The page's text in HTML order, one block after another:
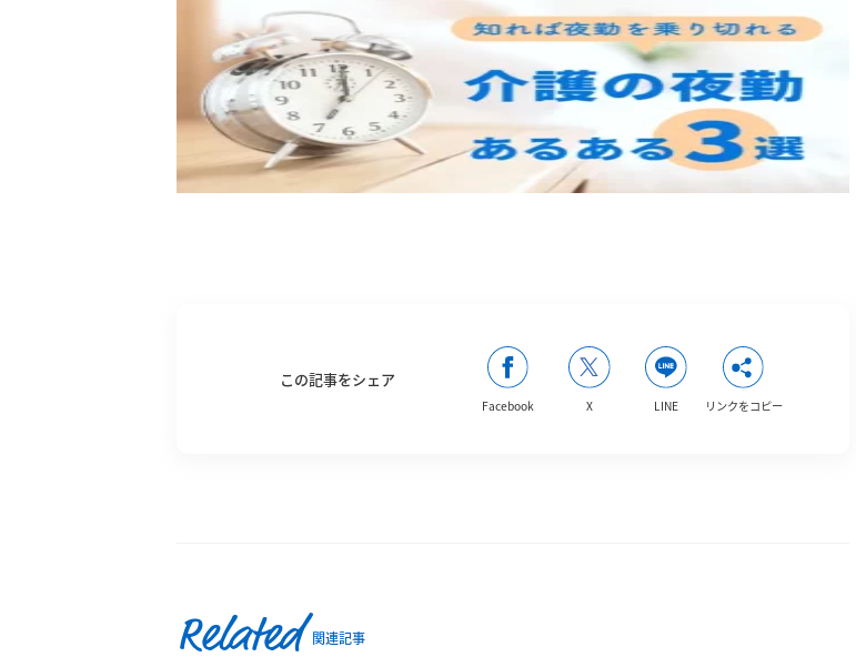
この記事をシェア
Facebook X LINE リンクをコピー
Related 関連記事